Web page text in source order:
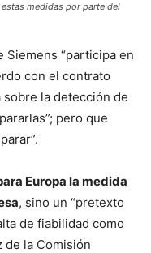
estas medidas por parte del
Siemens “participa en
con el contrato
sobre la detección de
pero que
Europa la medida
, sino un “pretexto
de fiabilidad como
de la Comisión